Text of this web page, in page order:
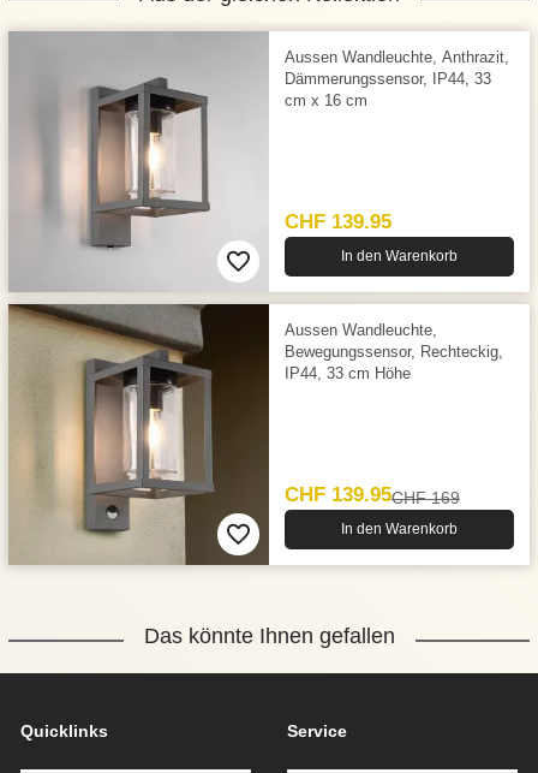
Aussen Wandleuchte, Anthrazit,
Dämmerungssensor, IP44, 33
cm x 16 cm
CHF 139.95
In den Warenkorb
Aussen Wandleuchte,
Bewegungssensor, Rechteckig,
IP44, 33 cm Höhe
CHF 139.95CHF 169
In den Warenkorb
Das könnte Ihnen gefallen
Quicklinks Service